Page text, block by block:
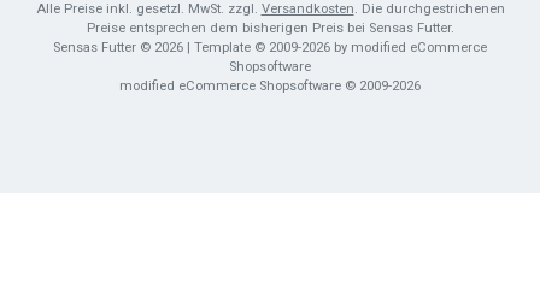
Alle Preise inkl. gesetzl. MwSt. zzgl. Versandkosten. Die durchgestrichenen
Preise entsprechen dem bisherigen Preis bei Sensas Futter.
Sensas Futter © 2026 | Template © 2009-2026 by modified eCommerce
Shopsoftware
mod ified eCommerce Shopsoftware © 2009-2026